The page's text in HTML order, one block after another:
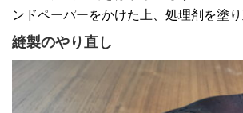
ンドペーパーをかけた上、処理剤を塗り
縫製のやり直し